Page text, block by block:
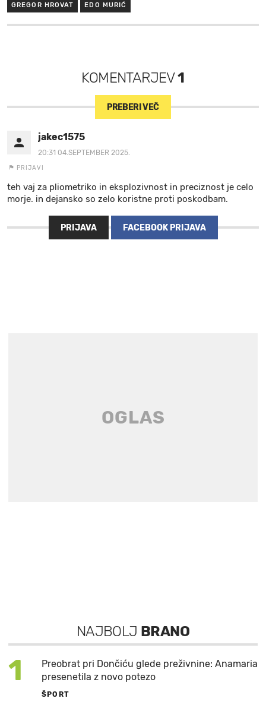
GREGOR HROVAT EDO MURIĆ
KOMENTARJEV1
PREBERI VEČ
jakec1575
20:31 04.SEPTEMBER 2025.
PRIJAVI
teh vaj za pliometriko in eksplozivnost in preciznost je celo
morje. in dejansko so zelo koristne proti poskodbam.
PRIJAVA FACEBOOK PRIJAVA
NAJBOLJ BRANO
1
Preobrat pri Dončiću glede preživnine: Anamaria
presenetila z novo potezo
ŠPORT